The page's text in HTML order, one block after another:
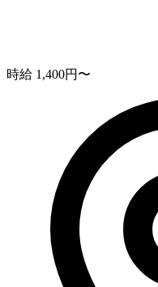
時給 1,400円〜